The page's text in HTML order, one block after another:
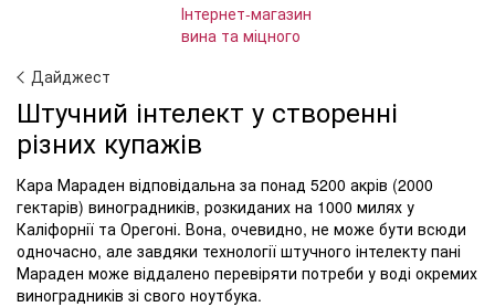
Дайджест
Штучний інтелект у створенні
різних купажів
Кара Мараден відповідальна за понад 5200 акрів (2000
гектарів) виноградників, розкиданих на 1000 милях у
Каліфорнії та Орегоні. Вона, очевидно, не може бути всюди
одночасно, але завдяки технології штучного інтелекту пані
Мараден може віддалено перевіряти потреби у воді окремих
виноградників зі свого ноутбука.